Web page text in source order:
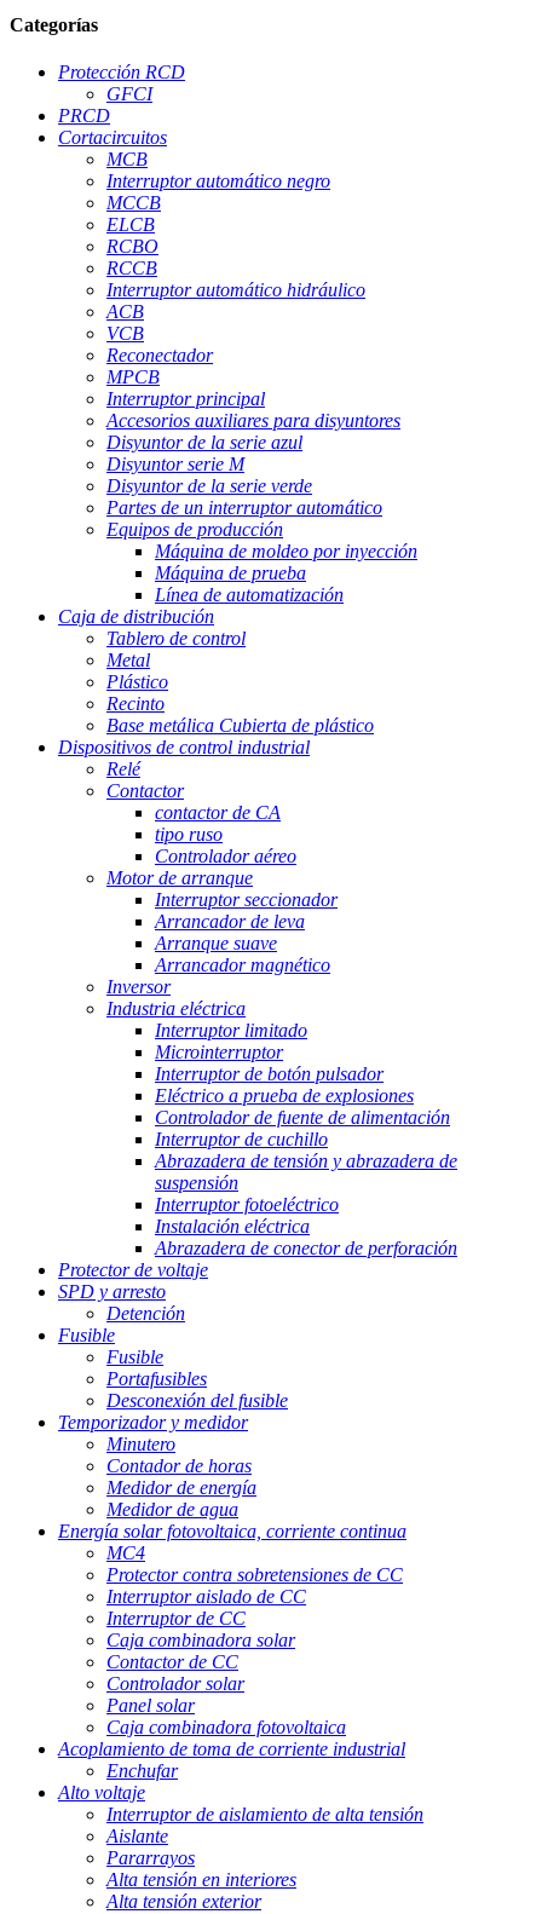
Categorías
Protección RCD
GFCI
PRCD
Cortacircuitos
MCB
Interruptor automático negro
MCCB
ELCB
RCBO
RCCB
Interruptor automático hidráulico
ACB
VCB
Reconectador
MPCB
Interruptor principal
Accesorios auxiliares para disyuntores
Disyuntor de la serie azul
Disyuntor serie M
Disyuntor de la serie verde
Partes de un interruptor automático
Equipos de producción
Máquina de moldeo por inyección
Máquina de prueba
Línea de automatización
Caja de distribución
Tablero de control
Metal
Plástico
Recinto
Base metálica Cubierta de plástico
Dispositivos de control industrial
Relé
Contactor
contactor de CA
tipo ruso
Controlador aéreo
Motor de arranque
Interruptor seccionador
Arrancador de leva
Arranque suave
Arrancador magnético
Inversor
Industria eléctrica
Interruptor limitado
Microinterruptor
Interruptor de botón pulsador
Eléctrico a prueba de explosiones
Controlador de fuente de alimentación
Interruptor de cuchillo
Abrazadera de tensión y abrazadera de
suspensión
Interruptor fotoeléctrico
Instalación eléctrica
Abrazadera de conector de perforación
Protector de voltaje
SPD y arresto
Detención
Fusible
Fusible
Portafusibles
Desconexión del fusible
Temporizador y medidor
Minutero
Contador de horas
Medidor de energía
Medidor de agua
Energía solar fotovoltaica, corriente continua
MC4
Protector contra sobretensiones de CC
Interruptor aislado de CC
Interruptor de CC
Caja combinadora solar
Contactor de CC
Controlador solar
Panel solar
Caja combinadora fotovoltaica
Acoplamiento de toma de corriente industrial
Enchufar
Alto voltaje
Interruptor de aislamiento de alta tensión
Aislante
Pararrayos
Alta tensión en interiores
Alta tensión exterior